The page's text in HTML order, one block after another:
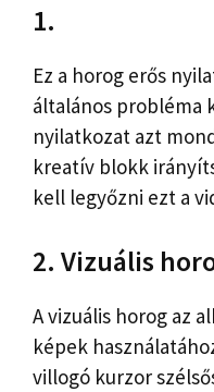
1.
Ez a horog erős
általános probléma
nyilatkozat azt
kreatív blokk
kell legyőzni ezt a
2. Vizuális
A vizuális horog az
képek
villogó kurzor